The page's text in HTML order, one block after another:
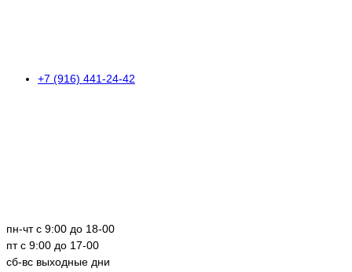
+7 (916) 441-24-42
пн-чт с 9:00 до 18-00
пт с 9:00 до 17-00
сб-вс выходные дни